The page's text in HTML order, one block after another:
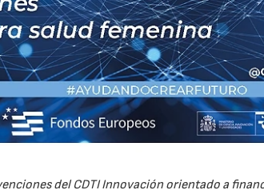
del CDTI Innovación orientado a